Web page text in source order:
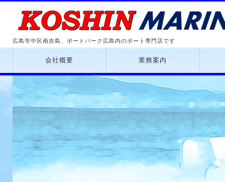
広島市中区南吉島、ボートパーク広島内のボート専門店です
会社概要 業務案内